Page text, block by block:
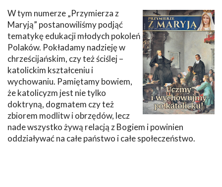
W tym numerze „Przymierza z
Maryją” postanowiliśmy podjąć
tematykę edukacji młodych pokoleń
Polaków. Pokładamy nadzieję w
chrześcijańskim, czy też ściślej –
katolickim kształceniu i
wychowaniu. Pamiętamy bowiem,
że katolicyzm jest nie tylko
doktryną, dogmatem czy też
zbiorem modlitw i obrzędów, lecz
nade wszystko żywą relacją z Bogiem i powinien
oddziaływać na całe państwo i całe społeczeństwo.